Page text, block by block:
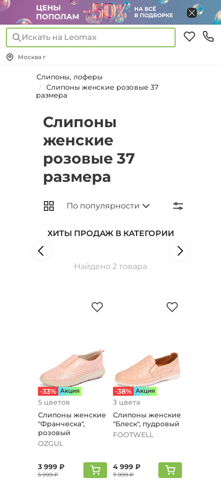
Искать на Leomax
Москва г
Слипоны, лоферы
Слипоны женские розовые 37
размера
Слипоны
женские
розовые 37
размера
ХИТЫ ПРОДАЖ В КАТЕГОРИИ
Найдено 2 товара
-33% Aкция
5 цветов
Слипоны женские
"Франческа",
розовый
OZGUL
3 999 ₽
5 999 ₽
-38% Aкция
3 цвета
Слипоны женские
"Блеск", пудровый
FOOTWELL
4 999 ₽
7 999 ₽